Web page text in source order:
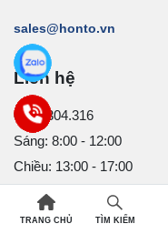
sales@honto.vn
Liên hệ
0912.304.316
Sáng: 8:00 - 12:00
Chiều: 13:00 - 17:00
Thứ 2 đến thứ 6 hàng tuần
Email: sales@honto.vn
TRANG CHỦ TÌM KIẾM